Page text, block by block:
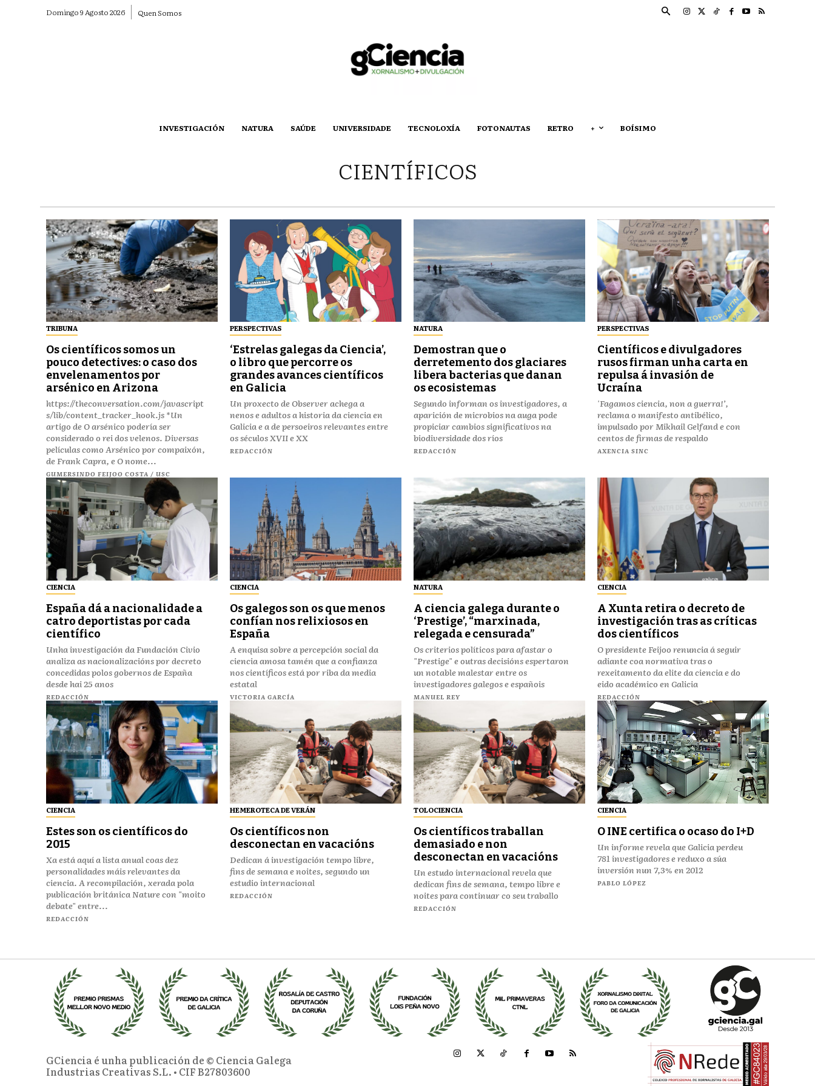
Domingo 9 Agosto 2026 Quen Somos
INVESTIGACIÓN NATURA SAÚDE UNIVERSIDADE TECNOLOXÍA FOTONAUTAS RETRO + BOÍSIMO
CIENTÍFICOS
TRIBUNA
Os científicos somos un
pouco detectives: o caso dos
envelenamentos por
arsénico en Arizona
https://theconversation.com/javascript
s/lib/content_tracker_hook.js *Un
artigo de O arsénico podería ser
considerado o rei dos velenos. Diversas
películas como Arsénico por compaixón,
de Frank Capra, e O nome...
GUMERSINDO FEIJOO COSTA / USC
PERSPECTIVAS
‘Estrelas galegas da Ciencia’,
o libro que percorre os
grandes avances científicos
en Galicia
Un proxecto de Observer achega a
nenos e adultos a historia da ciencia en
Galicia e a de persoeiros relevantes entre
os séculos XVII e XX
REDACCIÓN
NATURA
Demostran que o
derretemento dos glaciares
libera bacterias que danan
os ecosistemas
Segundo informan os investigadores, a
aparición de microbios na auga pode
propiciar cambios significativos na
biodiversidade dos ríos
REDACCIÓN
PERSPECTIVAS
Científicos e divulgadores
rusos firman unha carta en
repulsa á invasión de
Ucraína
'Fagamos ciencia, non a guerra!’,
reclama o manifesto antibélico,
impulsado por Mikhail Gelfand e con
centos de firmas de respaldo
AXENCIA SINC
CIENCIA
España dá a nacionalidade a
catro deportistas por cada
científico
Unha investigación da Fundación Civio
analiza as nacionalizacións por decreto
concedidas polos gobernos de España
desde hai 25 anos
REDACCIÓN
CIENCIA
Os galegos son os que menos
confían nos relixiosos en
España
A enquisa sobre a percepción social da
ciencia amosa tamén que a confianza
nos científicos está por riba da media
estatal
VICTORIA GARCÍA
NATURA
A ciencia galega durante o
‘Prestige’, “marxinada,
relegada e censurada”
Os criterios políticos para afastar o
"Prestige" e outras decisións espertaron
un notable malestar entre os
investigadores galegos e españois
MANUEL REY
CIENCIA
A Xunta retira o decreto de
investigación tras as críticas
dos científicos
O presidente Feijoo renuncia á seguir
adiante coa normativa tras o
rexeitamento da elite da ciencia e do
eido académico en Galicia
REDACCIÓN
CIENCIA
Estes son os científicos do
2015
Xa está aquí a lista anual coas dez
personalidades máis relevantes da
ciencia. A recompilación, xerada pola
publicación británica Nature con "moito
debate" entre...
REDACCIÓN
HEMEROTECA DE VERÁN
Os científicos non
desconectan en vacacións
Dedican á investigación tempo libre,
fins de semana e noites, segundo un
estudio internacional
REDACCIÓN
TOLOCIENCIA
Os científicos traballan
demasiado e non
desconectan en vacacións
Un estudo internacional revela que
dedican fins de semana, tempo libre e
noites para continuar co seu traballo
REDACCIÓN
CIENCIA
O INE certifica o ocaso do I+D
Un informe revela que Galicia perdeu
781 investigadores e reduxo a súa
inversión nun 7,3% en 2012
PABLO LÓPEZ
GCiencia é unha publicación de © Ciencia Galega
Industrias Creativas S.L. • CIF B27803600